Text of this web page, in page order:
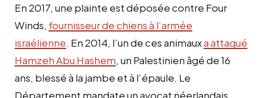
En 2017, une plainte est déposée contre Four
Winds, fournisseur de chiens à l’armée
israélienne. En 2014, l’un de ces animauxa attaqué
Hamzeh Abu Hashem, un Palestinien âgé de 16
ans, blessé à la jambe et à l’épaule. Le
Département mandate un avocat néerlandais